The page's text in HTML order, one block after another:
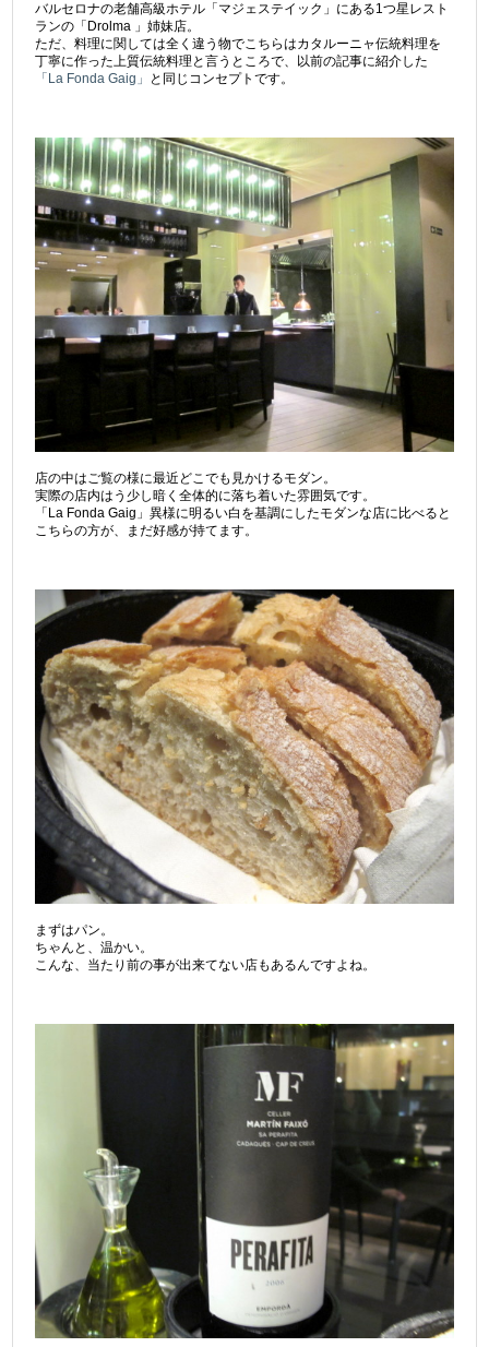
バルセロナの老舗高級ホテル「マジェステイック」にある1つ星レスト
ランの「Drolma 」姉妹店。
ただ、料理に関しては全く違う物でこちらはカタルーニャ伝統料理を
丁寧に作った上質伝統料理と言うところで、以前の記事に紹介した
「La Fonda Gaig」
と同じコンセプトです。
店の中はご覧の様に最近どこでも見かけるモダン。
実際の店内はう少し暗く全体的に落ち着いた雰囲気です。
「La Fonda Gaig」異様に明るい白を基調にしたモダンな店に比べると
こちらの方が、まだ好感が持てます。
まずはパン。
ちゃんと、温かい。
こんな、当たり前の事が出来てない店もあるんですよね。